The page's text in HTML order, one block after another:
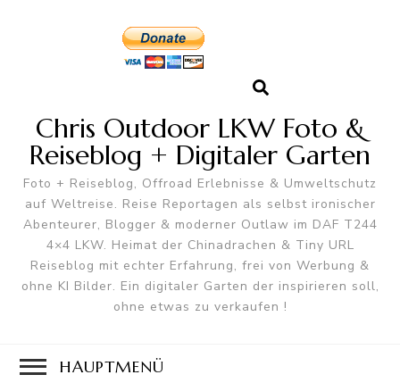
Chris Outdoor LKW Foto &
Reiseblog + Digitaler Garten
Foto + Reiseblog, Offroad Erlebnisse & Umweltschutz
auf Weltreise. Reise Reportagen als selbst ironischer
Abenteurer, Blogger & moderner Outlaw im DAF T244
4×4 LKW. Heimat der Chinadrachen & Tiny URL
Reiseblog mit echter Erfahrung, frei von Werbung &
ohne KI Bilder. Ein digitaler Garten der inspirieren soll,
ohne etwas zu verkaufen !
HAUPTMENÜ